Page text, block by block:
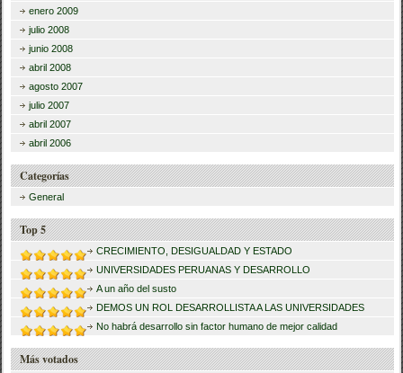
enero 2009
julio 2008
junio 2008
abril 2008
agosto 2007
julio 2007
abril 2007
abril 2006
Categorías
General
Top 5
CRECIMIENTO, DESIGUALDAD Y ESTADO
UNIVERSIDADES PERUANAS Y DESARROLLO
A un año del susto
DEMOS UN ROL DESARROLLISTA A LAS UNIVERSIDADES
No habrá desarrollo sin factor humano de mejor calidad
Más votados